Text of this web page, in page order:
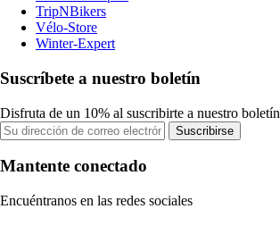
TripNBikers
Vélo-Store
Winter-Expert
Suscríbete a nuestro boletín
Disfruta de un 10% al suscribirte a nuestro boletín
Suscribirse
Mantente conectado
Encuéntranos en las redes sociales